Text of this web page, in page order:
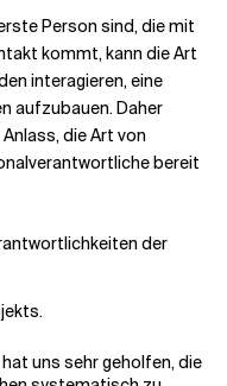
Person sind, die mit
kommt, kann die Art
interagieren, eine
aufzubauen. Daher
die Art von
bereit
der
uns sehr geholfen, die